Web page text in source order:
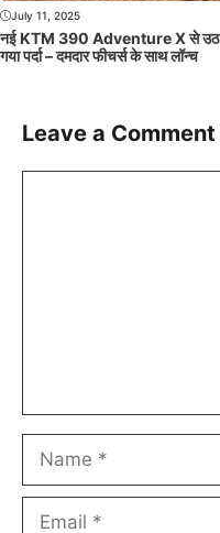
July 11, 2025
नई KTM 390 Adventure X से उठ
गया पर्दा – दमदार फीचर्स के साथ लॉन्च
Leave a Comment